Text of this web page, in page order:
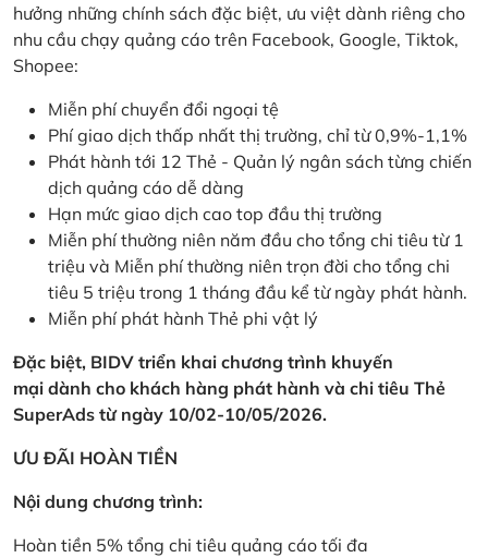
hưởng những chính sách đặc biệt, ưu việt dành riêng cho
nhu cầu chạy quảng cáo trên Facebook, Google, Tiktok,
Shopee:
Miễn phí chuyển đổi ngoại tệ
Phí giao dịch thấp nhất thị trường, chỉ từ 0,9%-1,1%
Phát hành tới 12 Thẻ - Quản lý ngân sách từng chiến
dịch quảng cáo dễ dàng
Hạn mức giao dịch cao top đầu thị trường
Miễn phí thường niên năm đầu cho tổng chi tiêu từ 1
triệu và Miễn phí thường niên trọn đời cho tổng chi
tiêu 5 triệu trong 1 tháng đầu kể từ ngày phát hành.
Miễn phí phát hành Thẻ phi vật lý
Đặc biệt, BIDV triển khai chương trình khuyến
mại dành cho khách hàng phát hành và chi tiêu Thẻ
SuperAds từ ngày 10/02-10/05/2026.
ƯU ĐÃI HOÀN TIỀN
Nội dung chương trình:
Hoàn tiền 5% tổng chi tiêu quảng cáo tối đa